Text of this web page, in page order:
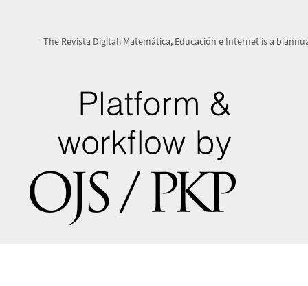
The Revista Digital: Matemática, Educación e Internet is a